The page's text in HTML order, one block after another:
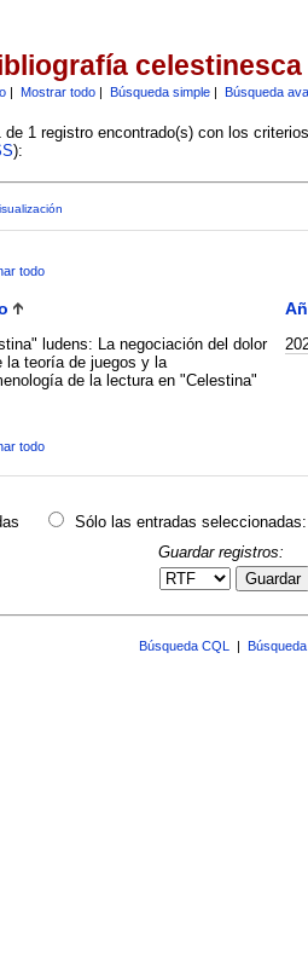
celestinesca
| Mostrar todo| Búsqueda simple| Búsqueda
de 1 registro encontrado(s) con los
):
todo
ludens: La negociación del dolor
la teoría de juegos y la
de la lectura en "Celestina"
todo
Sólo las entradas seleccionadas:
Guardar registros:
Guardar
Búsqueda CQL